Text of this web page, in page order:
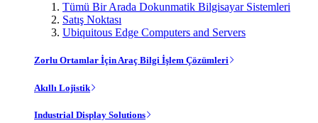
Tümü Bir Arada Dokunmatik Bilgisayar Sistemleri
Satış Noktası
Ubiquitous Edge Computers and Servers
Zorlu Ortamlar İçin Araç Bilgi İşlem Çözümleri
Akıllı Lojistik
Industrial Display Solutions